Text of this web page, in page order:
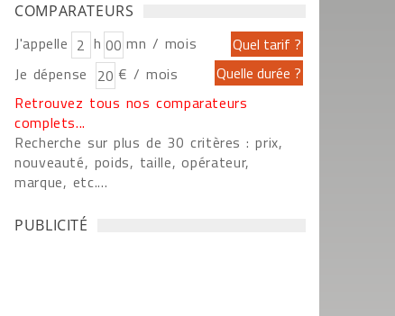
COMPARATEURS
J'appelle h
mn / mois
Je dépense
€ / mois
Retrouvez tous nos comparateurs
complets...
Recherche sur plus de 30 critères : prix,
nouveauté, poids, taille, opérateur,
marque, etc....
PUBLICITÉ